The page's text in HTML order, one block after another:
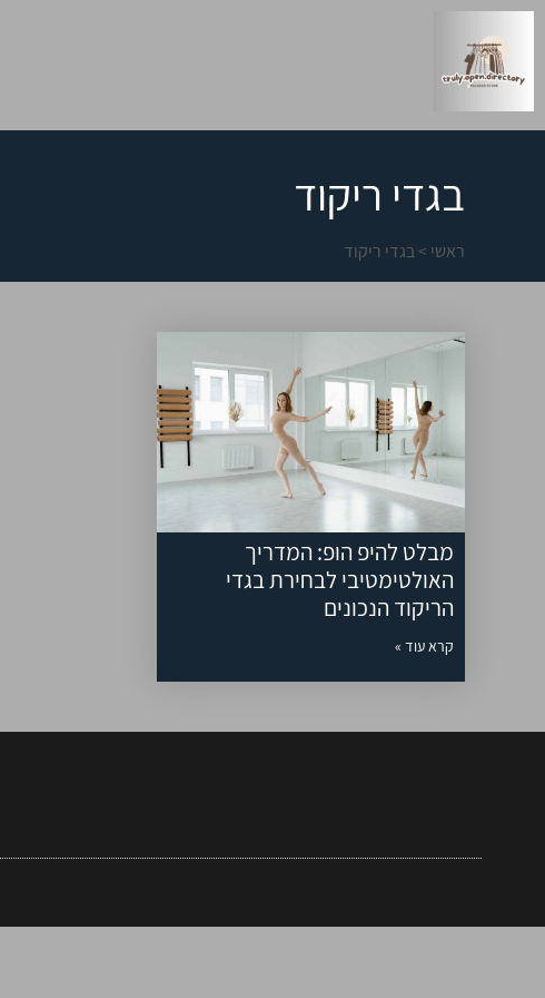
בגדי ריקוד
ראשי >בגדי ריקוד
מבלט להיפ הופ: המדריך
האולטימטיבי לבחירת בגדי
הריקוד הנכונים
קרא עוד »